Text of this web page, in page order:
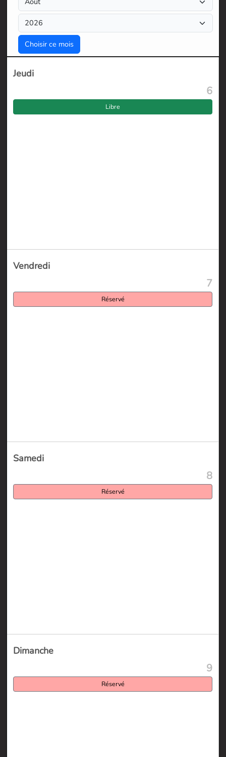
Jeudi
6
Libre
Vendredi
7
Réservé
Samedi
8
Réservé
Dimanche
9
Réservé